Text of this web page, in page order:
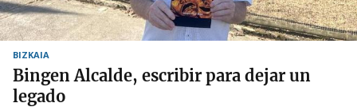
BIZKAIA
Bingen Alcalde, escribir para dejar un
legado